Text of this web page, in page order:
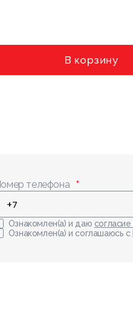
В корзину
телефона
Ознакомлен(а) и даю
Ознакомлен(а) и соглашаюсь с